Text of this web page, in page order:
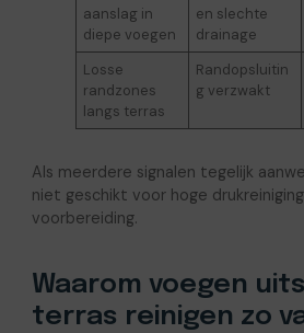
aanslag in
diepe voegen
en slechte
drainage
Losse
randzones
langs terras
Randopsluitin
g verzwakt
Als meerdere signalen tegelijk
niet geschikt voor hoge
voorbereiding.
Waarom voegen
terras reinigen zo